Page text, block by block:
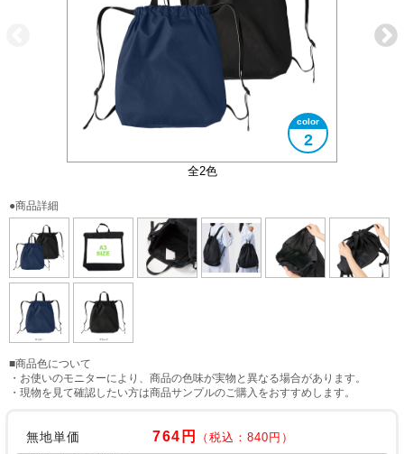
全2色
2
A3サイズ対応
内ポケット付き
リュックと手提げバッグの2WAY仕様
ハンドルは内側に収納可能
巾着タイプ
●商品詳細
■商品色について
・お使いのモニターにより、商品の色味が実物と異なる場合があります。
・現物を見て確認したい方は商品サンプルのご購入をおすすめします。
無地単価 764円 （税込：840円）